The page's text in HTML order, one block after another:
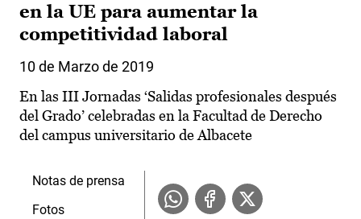
en la UE para aumentar la
competitividad laboral
10 de Marzo de 2019
En las III Jornadas ‘Salidas profesionales después
del Grado’ celebradas en la Facultad de Derecho
del campus universitario de Albacete
Notas de prensa
Fotos